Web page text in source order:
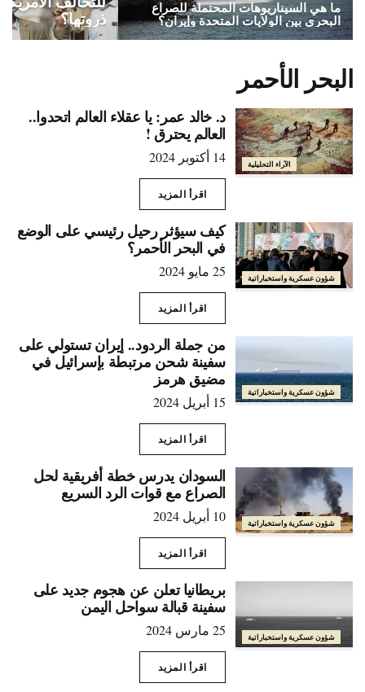
ما هي السيناريوهات المحتملة للصراع
البحري بين الولايات المتحدة وإيران؟ ذروتها؟
البحر الأحمر
الآراء التحليلية
د. خالد عمر: يا عقلاء العالم اتحدوا..
العالم يحترق !
14 أكتوبر 2024
اقرأ المزيد
شؤون عسكرية واستخباراتية
كيف سيؤثر رحيل رئيسي على الوضع
في البحر الأحمر؟
25 مايو 2024
اقرأ المزيد
شؤون عسكرية واستخباراتية
من جملة الردود.. إيران تستولي على
سفينة شحن مرتبطة بإسرائيل في
مضيق هرمز
15 أبريل 2024
اقرأ المزيد
شؤون عسكرية واستخباراتية
السودان يدرس خطة أفريقية لحل
الصراع مع قوات الرد السريع
10 أبريل 2024
اقرأ المزيد
شؤون عسكرية واستخباراتية
بريطانيا تعلن عن هجوم جديد على
سفينة قبالة سواحل اليمن
25 مارس 2024
اقرأ المزيد